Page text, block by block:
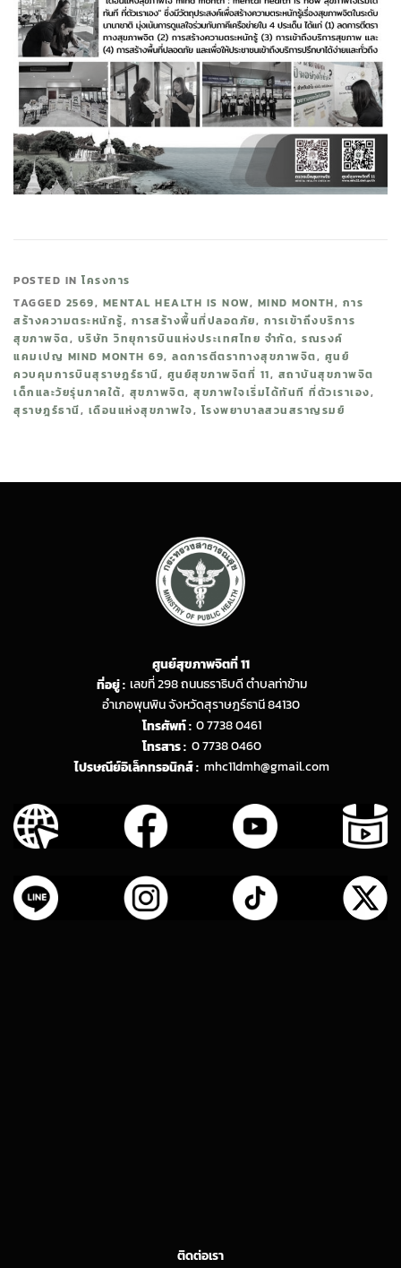
POSTED INโครงการ
TAGGED 2569, MENTAL HEALTH IS NOW, MIND MONTH, การ
สร้างความตระหนักรู้, การสร้างพื้นที่ปลอดภัย, การเข้าถึงบริการ
สุขภาพจิต, บริษัท วิทยุการบินแห่งประเทศไทย จำกัด, รณรงค์
แคมเปญ MIND MONTH 69, ลดการตีตราทางสุขภาพจิต, ศูนย์
ควบคุมการบินสุราษฎร์ธานี, ศูนย์สุขภาพจิตที่ 11, สถาบันสุขภาพจิต
เด็กและวัยรุ่นภาคใต้, สุขภาพจิต, สุขภาพใจเริ่มได้ทันที ที่ตัวเราเอง,
สุราษฎร์ธานี, เดือนแห่งสุขภาพใจ,โรงพยาบาลสวนสราญรมย์
ศูนย์สุขภาพจิตที่ 11
ที่อยู่ : เลขที่ 298 ถนนธราธิบดี ตำบลท่าข้าม
อำเภอพุนพิน จังหวัดสุราษฎร์ธานี 84130
โทรศัพท์ : 0 7738 0461
โทรสาร : 0 7738 0460
ไปรษณีย์อิเล็กทรอนิกส์ : mhc11dmh@gmail.com
ติดต่อเรา